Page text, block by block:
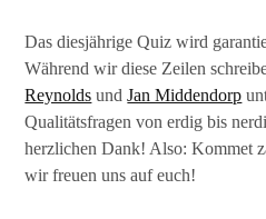
Das diesjährige Quiz wird
Während wir diese Zeilen
Reynolds undJan Middendorp
Qualitätsfragen von erdig bis
herzlichen Dank! Also: Kommet
wir freuen uns auf euch!